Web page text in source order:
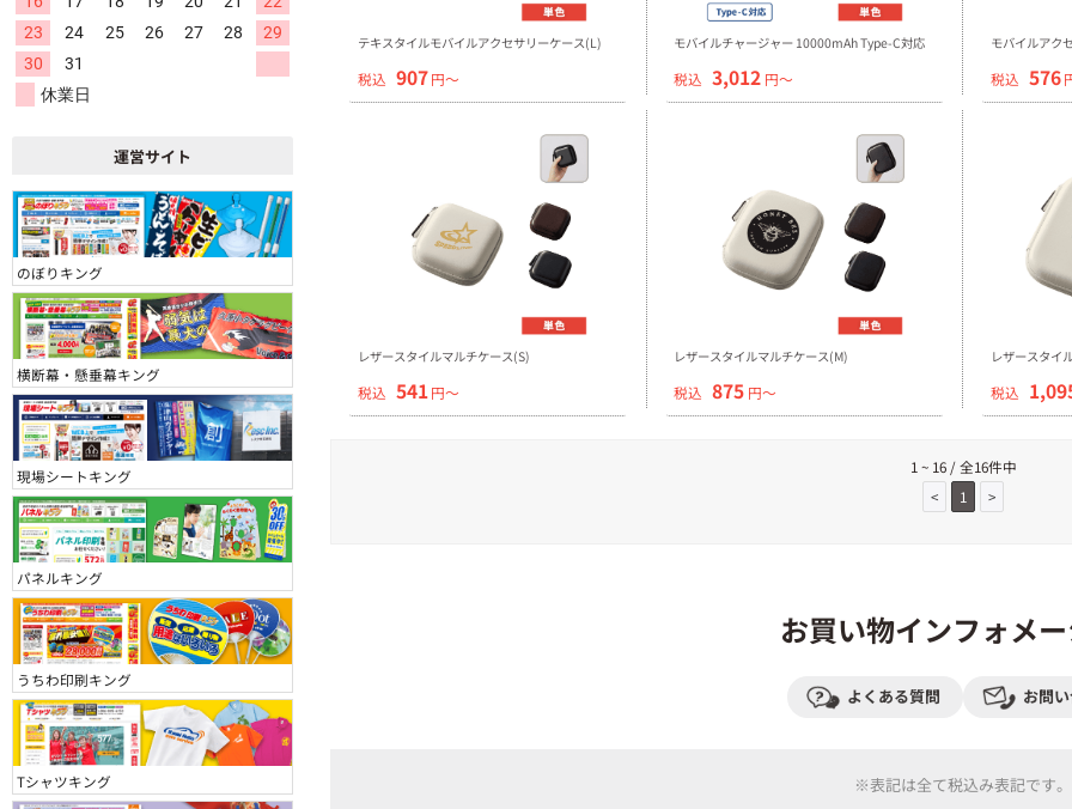
運営サイト
のぼりキング
横断幕・懸垂幕キング
現場シートキング
パネルキング
うちわ印刷キング
Tシャツキング
テキスタイルモバイルアクセサリーケース(L)
税込 907 円〜
モバイルチャージャー 10000mAh Type-C対応
税込 3,012 円〜
モバイルアク
税込 576
レザースタイルマルチケース(S)
税込 541 円〜
レザースタイルマルチケース(M)
税込 875 円〜
レザースタイ
税込
1 ~ 16 / 全16件中
<
1 >
お買い物インフォメ
よくある質問 お問
※表記は全て税込み表記です。